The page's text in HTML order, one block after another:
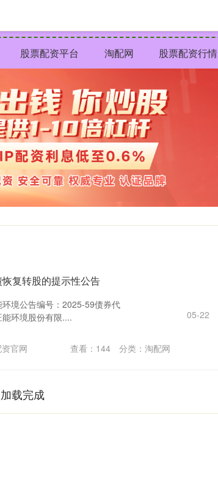
股票配资平台 淘配网 股票配资行情
复转股的提示性公告
境公告编号：2025-59债券代
环境股份有限....
05-22
官网 查看： 144 分类： 淘配网
载完成